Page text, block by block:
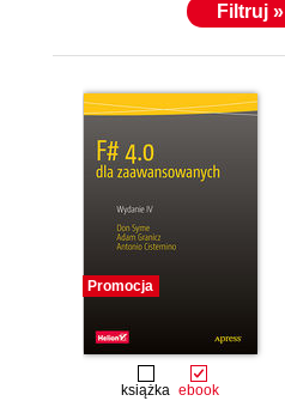
Filtruj »
Promocja
książka ebook